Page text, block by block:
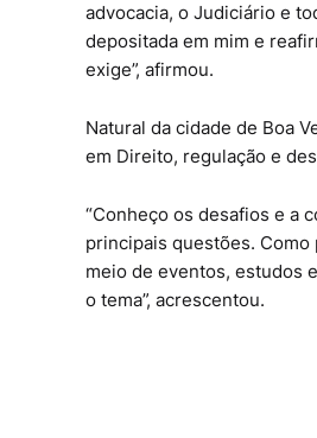
advocacia, o Judiciário e
depositada em mim e
exige”, afirmou.
Natural da cidade de Boa
em Direito, regulação e
“Conheço os desafios e a
principais questões.
meio de eventos, estudos
o tema”, acrescentou.